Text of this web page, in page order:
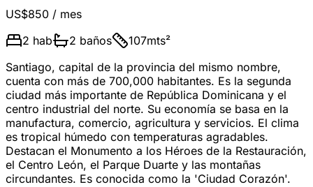
US$850 / mes
2 hab 2 baños 107mts²
Santiago, capital de la provincia del mismo nombre,
cuenta con más de 700,000 habitantes. Es la segunda
ciudad más importante de República Dominicana y el
centro industrial del norte. Su economía se basa en la
manufactura, comercio, agricultura y servicios. El clima
es tropical húmedo con temperaturas agradables.
Destacan el Monumento a los Héroes de la Restauración,
el Centro León, el Parque Duarte y las montañas
circundantes. Es conocida como la 'Ciudad Corazón'.